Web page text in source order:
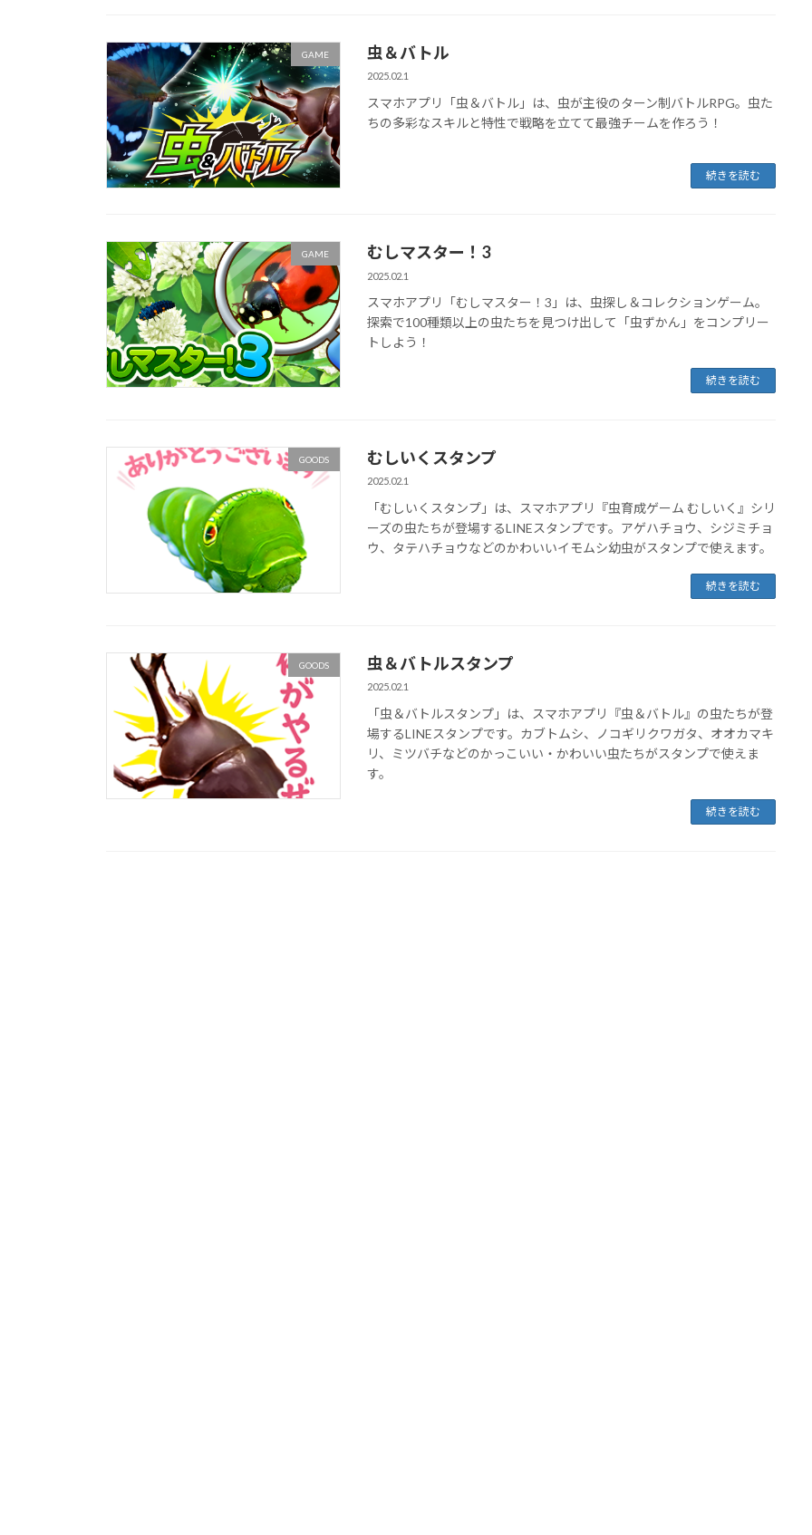
GAME 虫＆バトル
2025.02.1
スマホアプリ「虫＆バトル」は、虫が主役のターン制バトルRPG。虫た
ちの多彩なスキルと特性で戦略を立てて最強チームを作ろう！
続きを読む
GAME むしマスター！3
2025.02.1
スマホアプリ「むしマスター！3」は、虫探し＆コレクションゲーム。
探索で100種類以上の虫たちを見つけ出して「虫ずかん」をコンプリー
トしよう！
続きを読む
GOODS むしいくスタンプ
2025.02.1
「むしいくスタンプ」は、スマホアプリ『虫育成ゲーム むしいく』シリ
ーズの虫たちが登場するLINEスタンプです。アゲハチョウ、シジミチョ
ウ、タテハチョウなどのかわいいイモムシ幼虫がスタンプで使えます。
続きを読む
GOODS 虫＆バトルスタンプ
2025.02.1
「虫＆バトルスタンプ」は、スマホアプリ『虫＆バトル』の虫たちが登
場するLINEスタンプです。カブトムシ、ノコギリクワガタ、オオカマキ
リ、ミツバチなどのかっこいい・かわいい虫たちがスタンプで使えま
す。
続きを読む